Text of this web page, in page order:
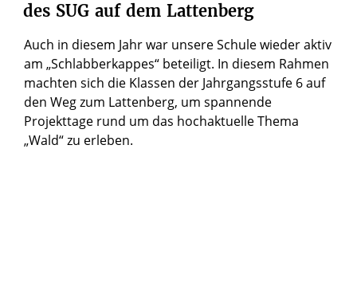
des SUG auf dem Lattenberg
Auch in diesem Jahr war unsere Schule wieder aktiv
am „Schlabberkappes“ beteiligt. In diesem Rahmen
machten sich die Klassen der Jahrgangsstufe 6 auf
den Weg zum Lattenberg, um spannende
Projekttage rund um das hochaktuelle Thema
„Wald“ zu erleben.